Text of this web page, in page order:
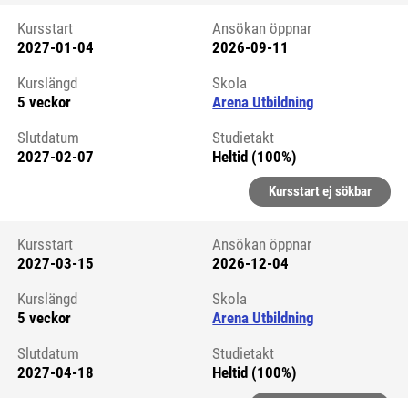
Kursstart 6321480
Kursstart
2027-01-04
Ansökan öppnar
2026-09-11
Kurslängd
5 veckor
Skola
Arena Utbildning
Slutdatum
2027-02-07
Studietakt
Heltid (100%)
Kursstart ej sökbar
Kursstart 6321722
Kursstart
2027-03-15
Ansökan öppnar
2026-12-04
Kurslängd
5 veckor
Skola
Arena Utbildning
Slutdatum
2027-04-18
Studietakt
Heltid (100%)